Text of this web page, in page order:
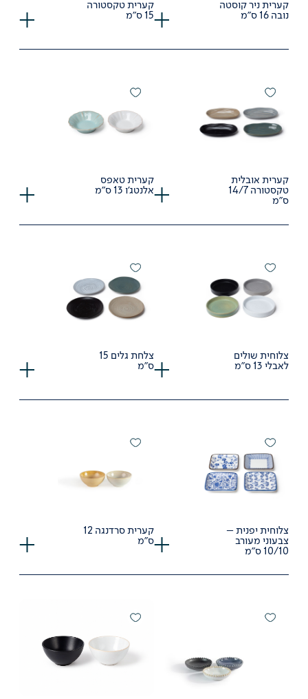
קערית ניר קוסטה
נובה 16 ס"מ
קערית טקסטורה
15 ס"מ
קערית אובלית
טקסטורה 14/7
ס"מ
קערית טאפס
אלנטג'ו 13 ס"מ
צלוחית שולים
לאבלי 13 ס"מ
צלחת גלים 15
ס"מ
צלוחית יפנית –
צבעוני מעורב
10/10 ס"מ
קערית סרדנגה 12
ס"מ